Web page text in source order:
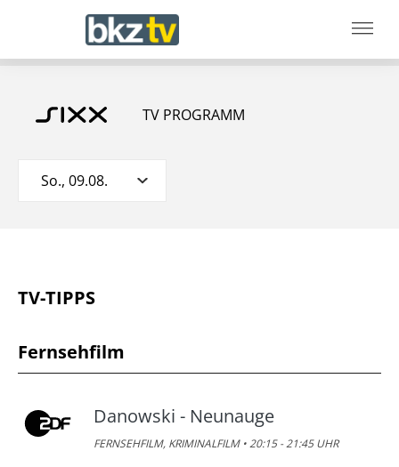
TV PROGRAMM
So., 09.08.
TV-TIPPS
Fernsehfilm
Danowski - Neunauge
FERNSEHFILM, KRIMINALFILM • 20:15 - 21:45 UHR